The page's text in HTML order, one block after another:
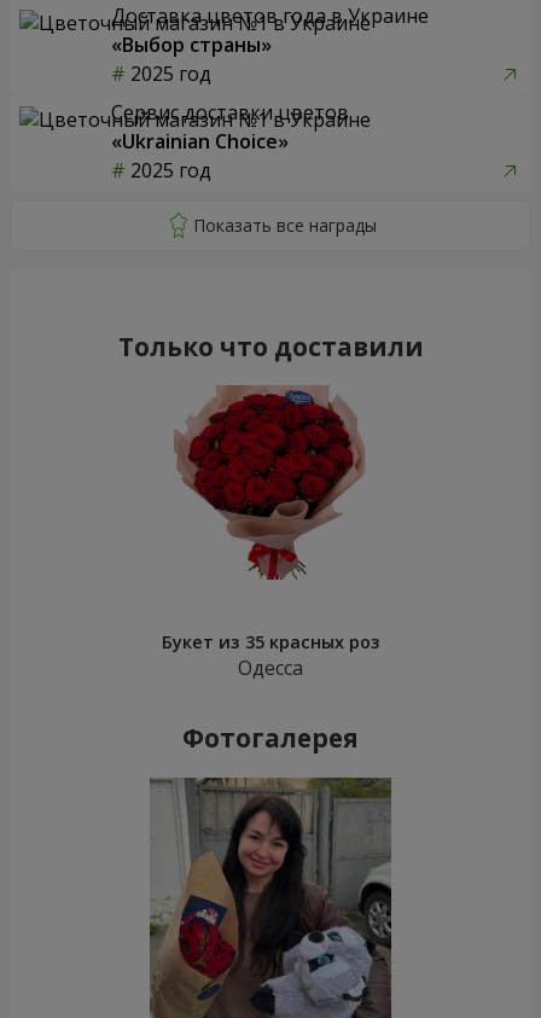
Доставка цветов года в Украине
«Выбор страны»
2025 год
Сервис доставки цветов
«Ukrainian Choice»
2025 год
Только что доставили
Букет из 35 красных роз
Одесса
Фотогалерея